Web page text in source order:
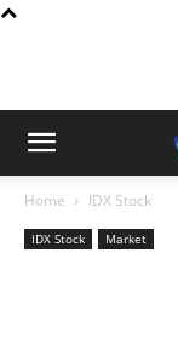
Home IDX Stock
IDX Stock Market